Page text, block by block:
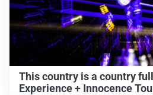
This country is a country
Experience + Innocence